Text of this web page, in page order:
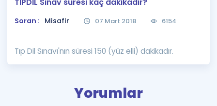
Puan Hesaplama
Rehberlik Aracı
ÖSYM Sınav Takvimi
Kampanyalar
Soran : Misafir 07 Mart 2018 6154
Tıp Dil Sınavı'nın süresi 150 (yüz elli) dakikadır.
Yorumlar